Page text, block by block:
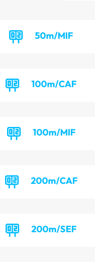
50m/MIF
100m/CAF
100m/MIF
200m/CAF
200m/SEF